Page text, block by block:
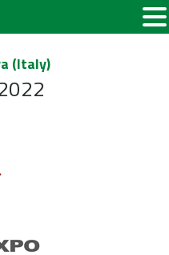
(Italy)